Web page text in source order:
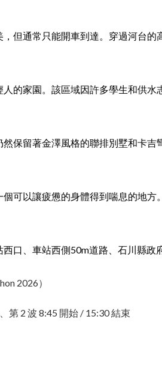
但通常只能開車到達。穿過河台的
的家園。該區域因許多學生和供水
保留著金澤風格的聯排別墅和卡吉
可以讓疲憊的身體得到喘息的地方。
口、車站西側50m道路、石川縣政
2026）
第 2 波 8:45 開始 / 15:30 結束